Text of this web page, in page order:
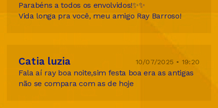
Parabéns a todos os envolvidos!✨️✨️
Vida longa pra você, meu amigo Ray Barroso!
Catia luzia 10/07/2025 • 19:20
Fala aí ray boa noite,sim festa boa era as antigas
não se compara com as de hoje